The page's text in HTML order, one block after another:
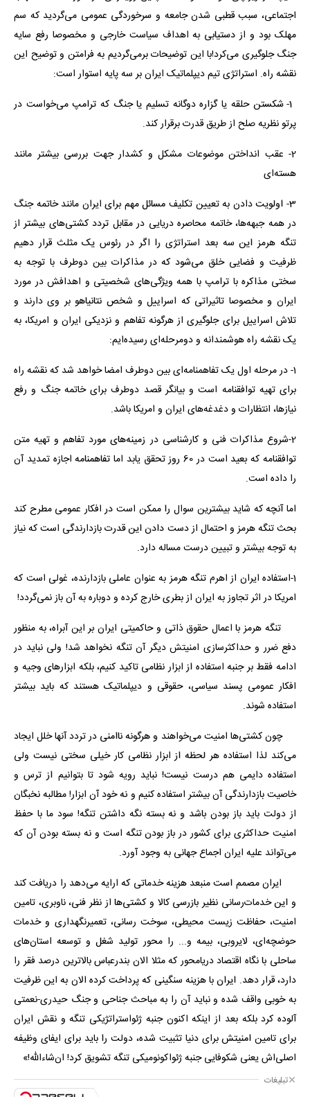
اجتماعی، سبب قطبی شدن جامعه و سرخوردگی عمومی می‌گردید که سم
مهلک بود و از دستیابی به اهداف سیاست خارجی و مخصوصا رفع سایه
جنگ جلوگیری می‌کرد!با این توضیحات برمی‌گردیم به فرامتن و توضیح این
نقشه راه. استراتژی تیم دیپلماتیک ایران بر سه پایه استوار است:
1- شکستن حلقه یا گزاره دوگانه تسلیم یا جنگ که ترامپ می‌خواست در
پرتو نظریه صلح از طریق قدرت برقرار کند.
2- عقب انداختن موضوعات مشکل و کشدار جهت بررسی بیشتر مانند
هسته‌ای
3- اولویت دادن به تعیین تکلیف مسائل مهم برای ایران مانند خاتمه جنگ
در همه جبهه‌ها، خاتمه محاصره دریایی در مقابل تردد کشتی‌های بیشتر از
تنگه هرمز این سه بعد استراتژی را اگر در رئوس یک مثلث قرار دهیم
ظرفیت و فضایی خلق می‌شود که در مذاکرات بین دوطرف با توجه به
سختی مذاکره با ترامپ با همه ویژگی‌های شخصیتی و اهدافش در مورد
ایران و مخصوصا تاثیراتی که اسراییل و شخص نتانیاهو بر وی دارند و
تلاش اسراییل برای جلوگیری از هرگونه تفاهم و نزدیکی ایران و امریکا، به
یک نقشه راه هوشمندانه و دومرحله‌ای رسیده‌ایم:
1- در مرحله اول یک تفاهمنامه‌ای بین دوطرف امضا خواهد شد که نقشه راه
برای تهیه توافقنامه است و بیانگر قصد دوطرف برای خاتمه جنگ و رفع
نیازها، انتظارات و دغدغه‌های ایران و امریکا باشد.
2-شروع مذاکرات فنی و کارشناسی در زمینه‌های مورد تفاهم و تهیه متن
توافقنامه که بعید است در 60 روز تحقق یابد اما تفاهمنامه اجازه تمدید آن
را داده است.
اما آنچه که شاید بیشترین سوال را ممکن است در افکار عمومی مطرح کند
بحث تنگه هرمز و احتمال از دست دادن این قدرت بازدارندگی است که نیاز
به توجه بیشتر و تبیین درست مساله دارد.
1-استفاده ایران از اهرم تنگه هرمز به عنوان عاملی بازدارنده، غولی است که
امریکا در اثر تجاوز به ایران از بطری خارج کرده و دوباره به آن باز نمی‌گردد!
تنگه هرمز با اعمال حقوق ذاتی و حاکمیتی ایران بر این آبراه، به منظور
دفع ضرر و حداکثر‌سازی امنیتش دیگر آن تنگه نخواهد شد! ولی نباید در
ادامه فقط بر جنبه استفاده از ابزار نظامی تاکید کنیم، بلکه ابزارهای وجیه و
افکار عمومی پسند سیاسی، حقوقی و دیپلماتیک هستند که باید بیشتر
استفاده شوند.
چون کشتی‌ها امنیت می‌خواهند و هرگونه ناامنی در تردد آنها خلل ایجاد
می‌کند لذا استفاده هر لحظه از ابزار نظامی کار خیلی سختی نیست ولی
استفاده دایمی هم درست نیست! نباید رویه شود تا بتوانیم از ترس و
خاصیت بازدارندگی آن بیشتر استفاده کنیم و نه خود آن ابزار! مطالبه نخبگان
از دولت باید باز بودن باشد و نه بسته نگه داشتن تنگه! سود ما با حفظ
امنیت حداکثری برای کشور در باز بودن تنگه است و نه بسته بودن آن که
می‌تواند علیه ایران اجماع جهانی به وجود آورد.
ایران مصمم است منبعد هزینه خدماتی که ارایه می‌دهد را دریافت کند
و این خدمات‌رسانی نظیر بازرسی کالا و کشتی‌ها از نظر فنی، ناوبری، تامین
امنیت، حفاظت زیست محیطی، سوخت رسانی، تعمیرنگهداری و خدمات
حوضچه‌ای، لایروبی، بیمه و... را محور تولید شغل و توسعه استان‌های
ساحلی با نگاه اقتصاد دریامحور که مثلا الان بندرعباس بالاترین درصد فقر را
دارد، قرار دهد. ایران با هزینه سنگینی که پرداخت کرده الان به این ظرفیت
به خوبی واقف شده و نباید آن را به مباحث جناحی و جنگ حیدری-نعمتی
آلوده کرد بلکه بعد از اینکه اکنون جنبه ژئواستراتژیکی تنگه و نقش ایران
برای تامین امنیتش برای دنیا تثبیت شده، دولت را باید برای ایفای وظیفه
اصلی‌اش یعنی شکوفایی جنبه ژئواکونومیکی تنگه تشویق کرد! ان‌شاءالله!»
تبلیغات